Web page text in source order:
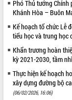
QUY HOẠCH - KẾ HOẠCH
Phó Thủ tướng Chính
Khánh Hòa – Buôn
Kế hoạch tổ chức Lễ
tiểu học và trung học
Khẩn trương hoàn
kỳ 2021-2030, tầm
Thực hiện kế hoạch
xây dựng đường bộ
(06/02/2026, 16:06)